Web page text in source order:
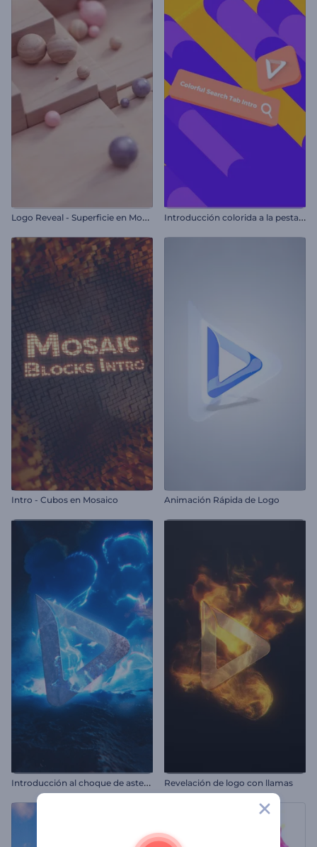
L
ogo Reveal - Superficie en Mosaico I
ntroducción colorida a la pestaña de búsqueda
Intro - Cubos en Mosaico Animación Rápida de Logo
I
ntroducción al choque de asteroides Revelación de logo con llamas